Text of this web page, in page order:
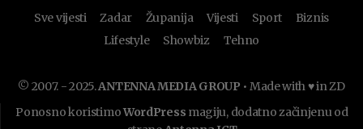
Sve vijesti Zadar Županija Vijesti Sport
Biznis
Lifestyle
Showbiz Tehno
© 2007. - 2025.ANTENNA MEDIA GROUP • Made with ♥ in ZD
Ponosno koristimoWordPress magiju, dodatno začinjenu od